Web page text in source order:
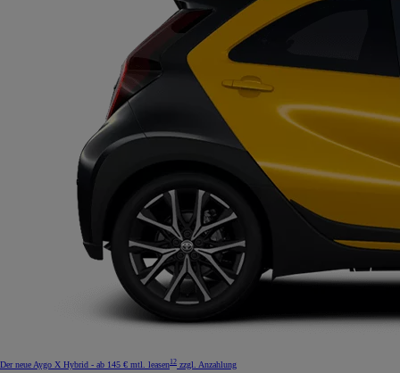
Der neue Aygo X Hybrid - ab 145 € mtl. leasen12 zzgl. Anzahlung